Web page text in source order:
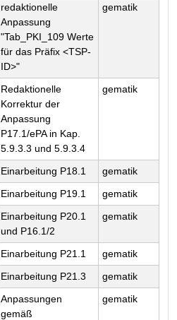
redaktionelle
Anpassung
"Tab_PKI_109 Werte
für das Präfix <TSP-
ID>"
gematik
Redaktionelle
Korrektur der
Anpassung
P17.1/ePA in Kap.
5.9.3.3 und 5.9.3.4
gematik
Einarbeitung P18.1
gematik
Einarbeitung P19.1
gematik
Einarbeitung P20.1
und P16.1/2
gematik
Einarbeitung P21.1
gematik
Einarbeitung P21.3
gematik
Anpassungen
gemäß
gematik